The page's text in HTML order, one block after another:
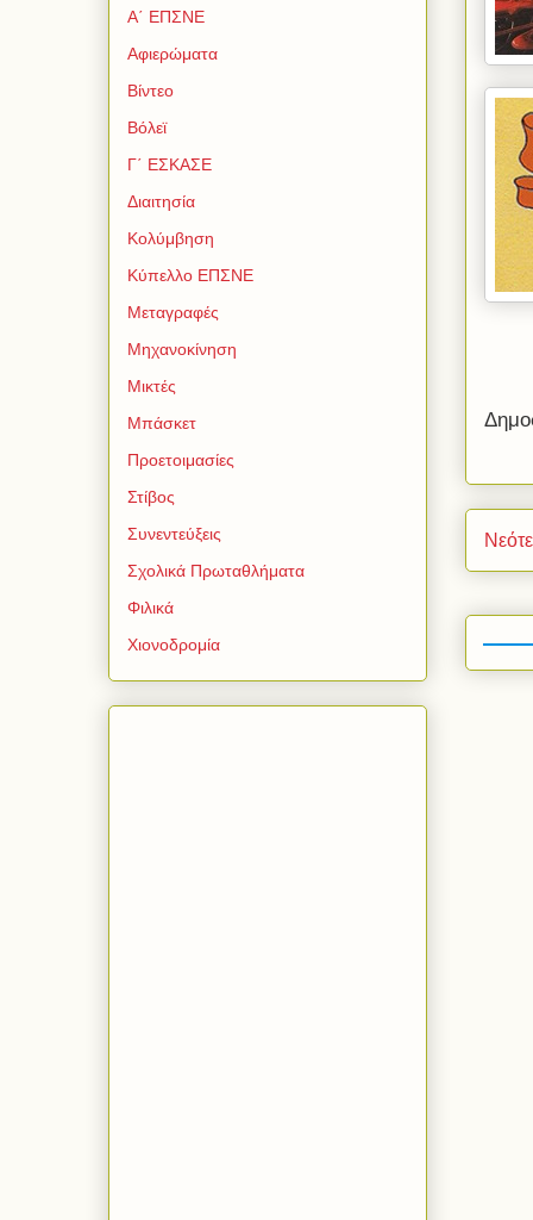
Α΄ ΕΠΣΝΕ
Αφιερώματα
Βίντεο
Βόλεϊ
Γ΄ ΕΣΚΑΣΕ
Διαιτησία
Κολύμβηση
Κύπελλο ΕΠΣΝΕ
Μεταγραφές
Μηχανοκίνηση
Μικτές
Μπάσκετ
Προετοιμασίες
Στίβος
Συνεντεύξεις
Σχολικά Πρωταθλήματα
Φιλικά
Χιονοδρομία